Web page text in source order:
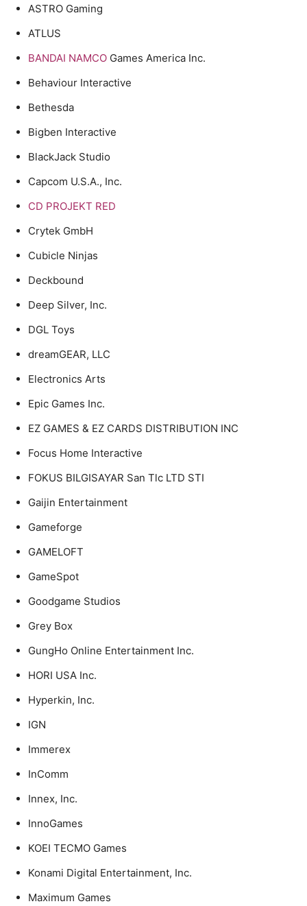
ASTRO Gaming
ATLUS
BANDAI NAMCO Games America Inc.
Behaviour Interactive
Bethesda
Bigben Interactive
BlackJack Studio
Capcom U.S.A., Inc.
CD PROJEKT RED
Crytek GmbH
Cubicle Ninjas
Deckbound
Deep Silver, Inc.
DGL Toys
dreamGEAR, LLC
Electronics Arts
Epic Games Inc.
EZ GAMES & EZ CARDS DISTRIBUTION INC
Focus Home Interactive
FOKUS BILGISAYAR San Tlc LTD STI
Gaijin Entertainment
Gameforge
GAMELOFT
GameSpot
Goodgame Studios
Grey Box
GungHo Online Entertainment Inc.
HORI USA Inc.
Hyperkin, Inc.
IGN
Immerex
InComm
Innex, Inc.
InnoGames
KOEI TECMO Games
Konami Digital Entertainment, Inc.
Maximum Games